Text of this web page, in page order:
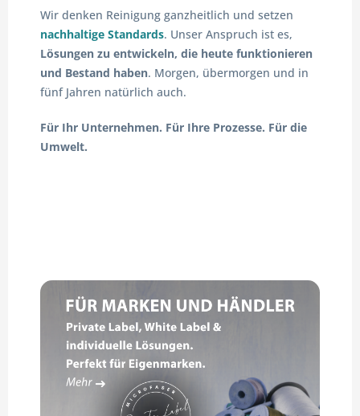
Wir denken Reinigung ganzheitlich und setzen
nachhaltige Standards. Unser Anspruch ist es,
Lösungen zu entwickeln, die heute funktionieren
und Bestand haben. Morgen, übermorgen und in
fünf Jahren natürlich auch.
Für Ihr Unternehmen. Für Ihre Prozesse. Für die
Umwelt.